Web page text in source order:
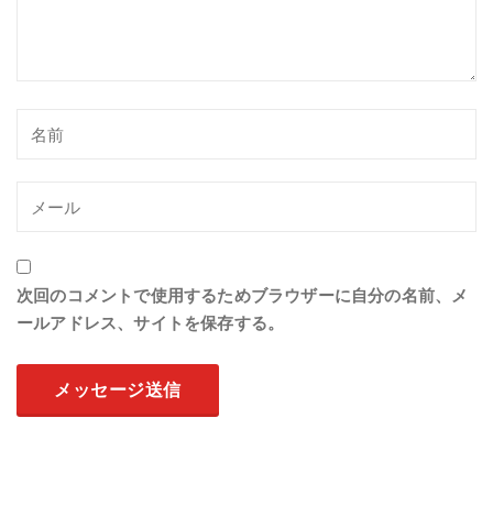
次回のコメントで使用するためブラウザーに自分の名前、メ
ールアドレス、サイトを保存する。